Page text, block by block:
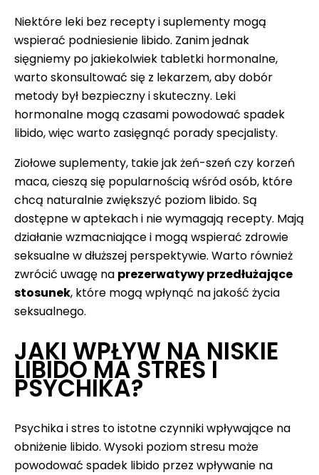
Niektóre leki bez recepty i suplementy mogą
wspierać podniesienie libido. Zanim jednak
sięgniemy po jakiekolwiek tabletki hormonalne,
warto skonsultować się z lekarzem, aby dobór
metody był bezpieczny i skuteczny. Leki
hormonalne mogą czasami powodować spadek
libido, więc warto zasięgnąć porady specjalisty.
Ziołowe suplementy, takie jak żeń-szeń czy korzeń
maca, cieszą się popularnością wśród osób, które
chcą naturalnie zwiększyć poziom libido. Są
dostępne w aptekach i nie wymagają recepty. Mają
działanie wzmacniające i mogą wspierać zdrowie
seksualne w dłuższej perspektywie. Warto również
zwrócić uwagę na prezerwatywy przedłużające
stosunek, które mogą wpłynąć na jakość życia
seksualnego.
JAKI WPŁYW NA NISKIE
LIBIDO MA STRES I
PSYCHIKA?
Psychika i stres to istotne czynniki wpływające na
obniżenie libido. Wysoki poziom stresu może
powodować spadek libido przez wpływanie na